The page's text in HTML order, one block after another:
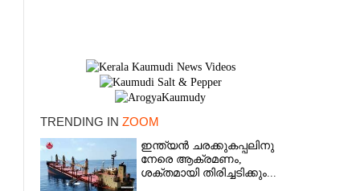
TRENDING IN ZOOM
ഇന്ത്യൻ ചരക്കുകപ്പലിനു
നേരെ ആക്രമണം,
ശക്തമായി തിരിച്ചടിക്കും...